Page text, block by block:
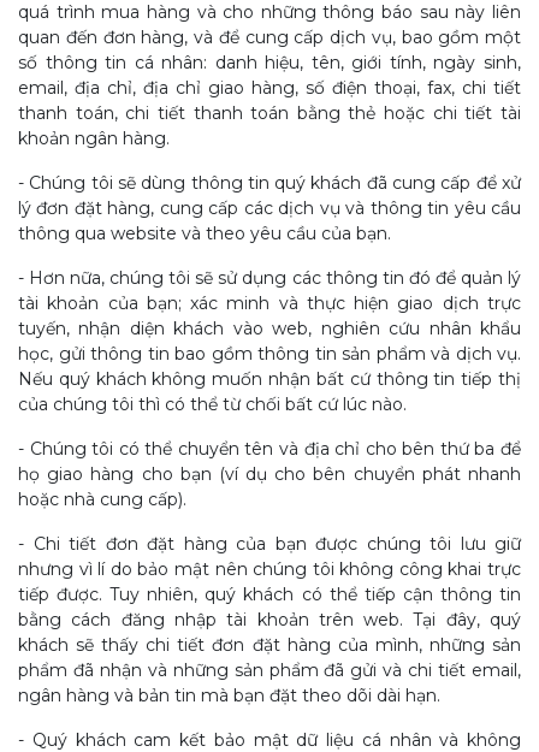
quá trình mua hàng và cho những thông báo sau này liên
quan đến đơn hàng, và để cung cấp dịch vụ, bao gồm một
số thông tin cá nhân: danh hiệu, tên, giới tính, ngày sinh,
email, địa chỉ, địa chỉ giao hàng, số điện thoại, fax, chi tiết
thanh toán, chi tiết thanh toán bằng thẻ hoặc chi tiết tài
khoản ngân hàng.
- Chúng tôi sẽ dùng thông tin quý khách đã cung cấp để xử
lý đơn đặt hàng, cung cấp các dịch vụ và thông tin yêu cầu
thông qua website và theo yêu cầu của bạn.
- Hơn nữa, chúng tôi sẽ sử dụng các thông tin đó để quản lý
tài khoản của bạn; xác minh và thực hiện giao dịch trực
tuyến, nhận diện khách vào web, nghiên cứu nhân khẩu
học, gửi thông tin bao gồm thông tin sản phẩm và dịch vụ.
Nếu quý khách không muốn nhận bất cứ thông tin tiếp thị
của chúng tôi thì có thể từ chối bất cứ lúc nào.
- Chúng tôi có thể chuyển tên và địa chỉ cho bên thứ ba để
họ giao hàng cho bạn (ví dụ cho bên chuyển phát nhanh
hoặc nhà cung cấp).
- Chi tiết đơn đặt hàng của bạn được chúng tôi lưu giữ
nhưng vì lí do bảo mật nên chúng tôi không công khai trực
tiếp được. Tuy nhiên, quý khách có thể tiếp cận thông tin
bằng cách đăng nhập tài khoản trên web. Tại đây, quý
khách sẽ thấy chi tiết đơn đặt hàng của mình, những sản
phẩm đã nhận và những sản phẩm đã gửi và chi tiết email,
ngân hàng và bản tin mà bạn đặt theo dõi dài hạn.
- Quý khách cam kết bảo mật dữ liệu cá nhân và không